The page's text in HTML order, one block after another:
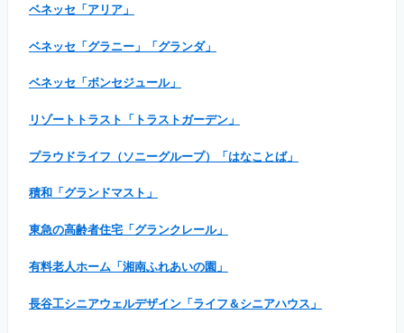
ベネッセ「アリア」
ベネッセ「グラニー」「グランダ」
ベネッセ「ボンセジュール」
リゾートトラスト「トラストガーデン」
プラウドライフ（ソニーグループ）「はなことば」
積和「グランドマスト」
東急の高齢者住宅「グランクレール」
有料老人ホーム「湘南ふれあいの園」
長谷工シニアウェルデザイン「ライフ＆シニアハウス」